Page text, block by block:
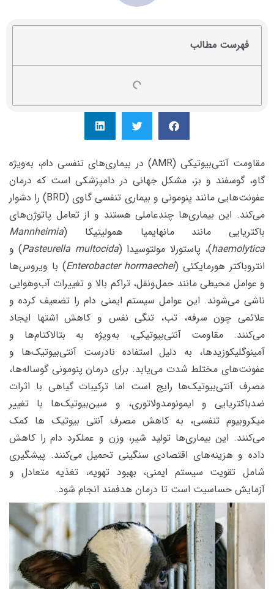
فهرست مطالب
مقاومت آنتی‌بیوتیکی (AMR) در بیماری‌های تنفسی دام، به‌ویژه
گاو، گوسفند و بز، مشکل جهانی در دامپزشکی است که درمان
عفونت‌هایی مانند پنومونی و بیماری تنفسی گاوی (BRD) را دشوار
می‌کند. این بیماری‌ها چندعاملی هستند و از تعامل پاتوژن‌های
باکتریایی مانند مانهایمیا همولیتیکا (Mannheimia
haemolytica)، پاستورلا مولتوسیدا (Pasteurella multocida) و
انتروباکتر هورمایکئی (Enterobacter hormaechei) با ویروس‌ها
و عوامل محیطی مانند حمل‌ونقل، تراکم بالا و تغییرات آب‌وهوایی
ناشی می‌شوند. این عوامل سیستم ایمنی دام را تضعیف کرده و
علائمی چون سرفه، تب، تنگی نفس و کاهش اشتها ایجاد
می‌کنند. مقاومت آنتی‌بیوتیکی، به‌ویژه به بتالاکتام‌ها و
آمینوگلیکوزیدها، به دلیل استفاده نادرست آنتی‌بیوتیک‌ها و
عفونت‌های مختلط شدت می‌یابد. برای درمان پنومونی گوساله‌ها،
مصرف آنتی‌بیوتیک‌ها رایج است اما ترکیبات گیاهی با اثرات
ضدباکتریایی و ایمونومدولاتوری، و سین‌بیوتیک‌ها با تغییر
میکروبیوم تنفسی، به کاهش مصرف آنتی بیوتیک ها کمک
می‌کنند. این بیماری‌ها تولید شیر، وزن و عملکرد دام را کاهش
داده و هزینه‌های اقتصادی سنگینی تحمیل می‌کنند. پیشگیری
شامل تقویت سیستم ایمنی، بهبود تهویه، تغذیه متعادل و
آزمایش حساسیت است تا درمان هدفمند انجام شود.